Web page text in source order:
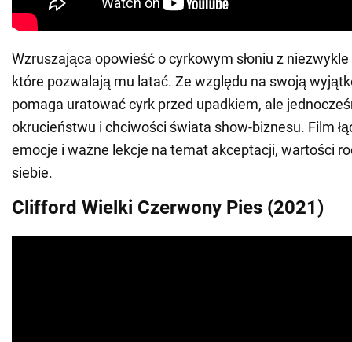
Wzruszająca opowieść o cyrkowym słoniu z
które pozwalają mu latać. Ze względu na swoją
pomaga uratować cyrk przed upadkiem, ale
okrucieństwu i chciwości świata show-biznesu. Film
emocje i ważne lekcje na temat akceptacji, wartości
siebie.
Clifford Wielki Czerwony Pies (2021)